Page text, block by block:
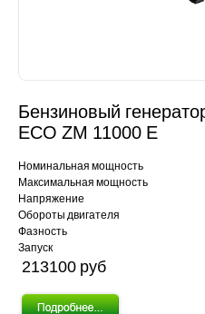
Бензиновый
ECO ZM 11000 Е
Номинальная мощность
Максимальная мощность
Напряжение
Обороты двигателя
Фазность
Запуск
213100 pуб